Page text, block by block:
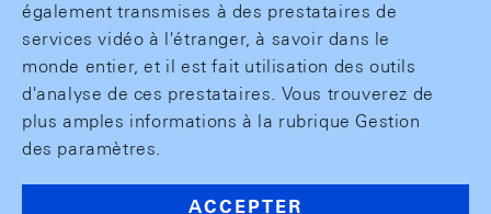
également transmises à des prestataires de
services vidéo à l'étranger, à savoir dans le
monde entier, et il est fait utilisation des outils
d'analyse de ces prestataires. Vous trouverez de
plus amples informations à la rubrique Gestion
des paramètres.
ACCEPTER